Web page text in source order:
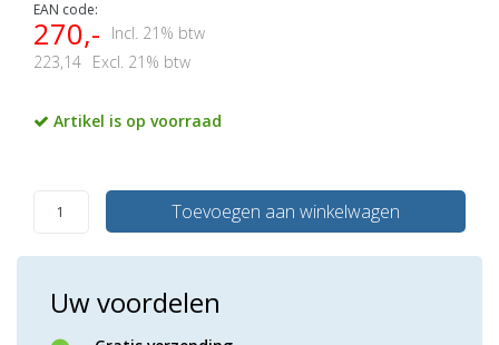
EAN code:
270,-
Incl. 21% btw
223,14 Excl. 21% btw
Artikel is op voorraad
Toevoegen aan winkelwagen
Uw voordelen